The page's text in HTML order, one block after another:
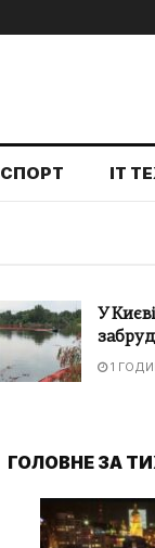
СПОРТ IT
У
1
ГОЛОВНЕ ЗА